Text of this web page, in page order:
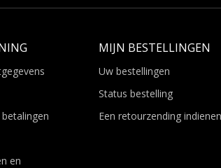
en
MIJN BESTELLINGEN
Uw bestellingen
Status bestelling
Een retourzending indienen